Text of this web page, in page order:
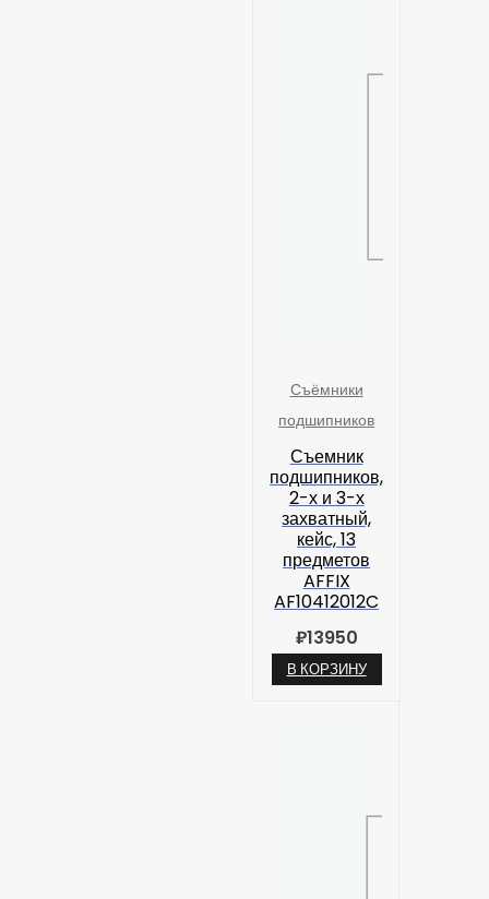
Съёмники
подшипников
Съемник
подшипников,
2-х и 3-х
захватный,
кейс, 13
предметов
AFFIX
AF10412012C
₽13950
В КОРЗИНУ